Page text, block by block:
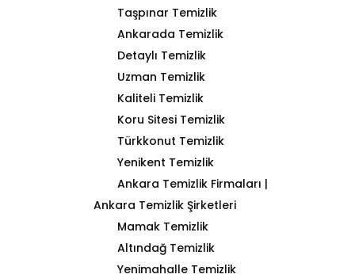
Taşpınar Temizlik
Ankarada Temizlik
Detaylı Temizlik
Uzman Temizlik
Kaliteli Temizlik
Koru Sitesi Temizlik
Türkkonut Temizlik
Yenikent Temizlik
Ankara Temizlik Firmaları |
Ankara Temizlik Şirketleri
Mamak Temizlik
Altındağ Temizlik
Yenimahalle Temizlik